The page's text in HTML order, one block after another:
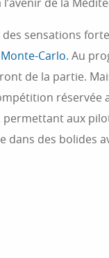
sensations
Monte-Carlo. Au
de la partie.
réservée
permettant aux
dans des bolides